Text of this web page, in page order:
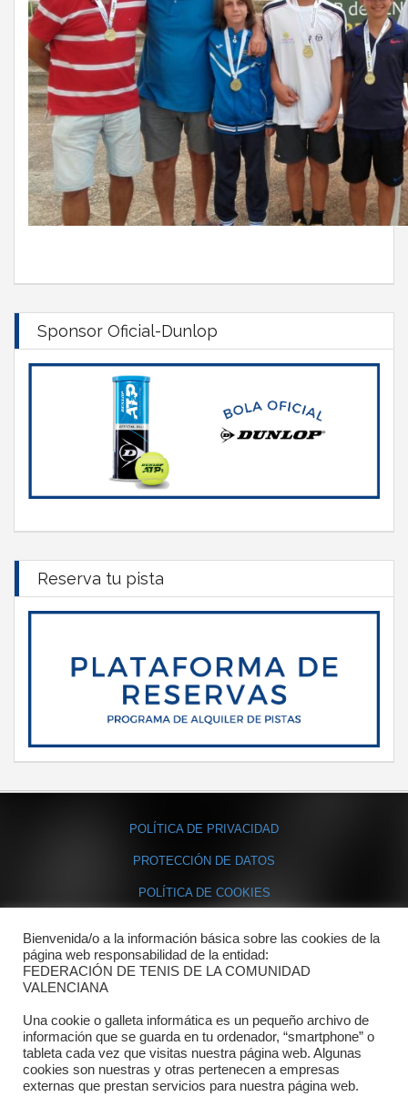
Sponsor Oficial-Dunlop
Reserva tu pista
POLÍTICA DE PRIVACIDAD
PROTECCIÓN DE DATOS
POLÍTICA DE COOKIES
Contacto
Dónde estamos
Directorio departamentos
Horario
Formulario de contacto
Bienvenida/o a la información básica sobre las cookies de la
página web responsabilidad de la entidad:
FEDERACIÓN DE TENIS DE LA COMUNIDAD
VALENCIANA
Una cookie o galleta informática es un pequeño archivo de
información que se guarda en tu ordenador, “smartphone” o
tableta cada vez que visitas nuestra página web. Algunas
cookies son nuestras y otras pertenecen a empresas
externas que prestan servicios para nuestra página web.